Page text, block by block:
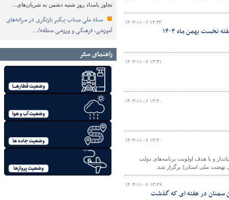
تجاوز بامداد روز شنبه دشمن به شریان‌های…
ستاد ملی میناب پیگیر بازنگری در سرانه‌های
آموزشی، فرهنگی و ورزشی منطقه/…
راهنمای سفر
۱۴۰۳-۱۱-۰۶ ۱۳:۳۲
نخست بهمن ماه ۱۴۰۳
۱۴۰۳-۱۱-۰۶ ۱۳:۳۱
۱۴۰۳-۱۱-۰۶ ۱۳:۳۰
۱۴۰۳-۱۱-۰۶ ۱۳:۳۰
استاندار و با هدف اولویت برنامه‌های دولت
ملی استان) برگزار شد.
۱۴۰۳-۱۱-۰۶ ۱۳:۲۹
سمنان در هفته ای که گذشت